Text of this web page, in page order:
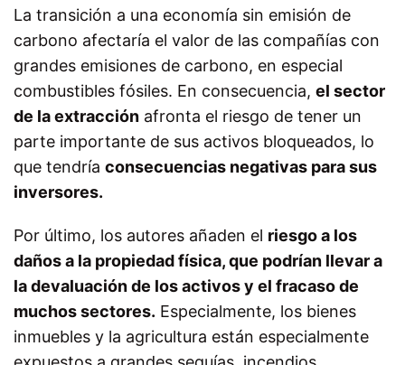
La transición a una economía sin emisión de
carbono afectaría el valor de las compañías con
grandes emisiones de carbono, en especial
combustibles fósiles. En consecuencia, el sector
de la extracción afronta el riesgo de tener un
parte importante de sus activos bloqueados, lo
que tendría consecuencias negativas para sus
inversores.
Por último, los autores añaden el riesgo a los
daños a la propiedad física, que podrían llevar a
la devaluación de los activos y el fracaso de
muchos sectores. Especialmente, los bienes
inmuebles y la agricultura están especialmente